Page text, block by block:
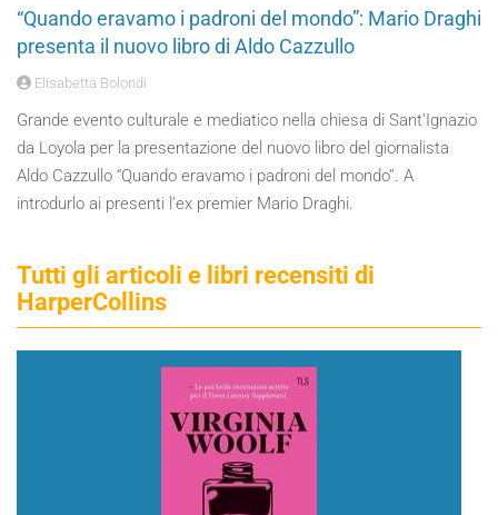
“Quando eravamo i padroni del mondo”: Mario Draghi
presenta il nuovo libro di Aldo Cazzullo
Elisabetta Bolondi
Grande evento culturale e mediatico nella chiesa di Sant’Ignazio
da Loyola per la presentazione del nuovo libro del giornalista
Aldo Cazzullo “Quando eravamo i padroni del mondo”. A
introdurlo ai presenti l’ex premier Mario Draghi.
Tutti gli articoli e libri recensiti di
HarperCollins